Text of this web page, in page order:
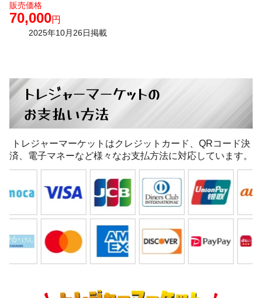
販売価格
70,000円
2025年10月26日掲載
トレジャーマーケットの
お支払い方法
トレジャーマーケットはクレジットカード、QRコード決
済、電子マネーなど様々なお支払方法に対応しています。